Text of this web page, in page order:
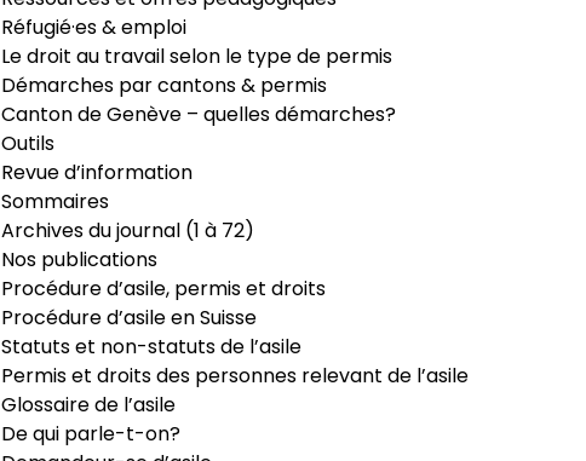
Réfugié·es & emploi
Le droit au travail selon le type de permis
Démarches par cantons & permis
Canton de Genève – quelles démarches?
Outils
Revue d’information
Sommaires
Archives du journal (1 à 72)
Nos publications
Procédure d’asile, permis et droits
Procédure d’asile en Suisse
Statuts et non-statuts de l’asile
Permis et droits des personnes relevant de l’asile
Glossaire de l’asile
De qui parle-t-on?